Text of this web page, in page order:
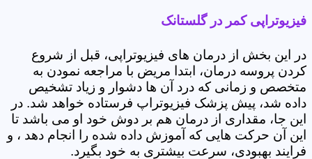
فیزیوتراپی کمر در گلستانک
در این بخش از درمان های فیزیوتراپی، قبل از شروع
کردن پروسه درمان، ابتدا مریض با مراجعه نمودن به
متخصص و زمانی که درد آن ها دشوار و زیاد تشخیص
داده شد، پیش پزشک فیزیوتراپ فرستاده خواهد شد. در
این جا، مقداری از درمان هم بر دوش خود او می باشد تا
این آن حرکت هایی که آموزش داده شده را انجام دهد ، و
فرایند بهبودی، سرعت بیشتری به خود بگیرد.